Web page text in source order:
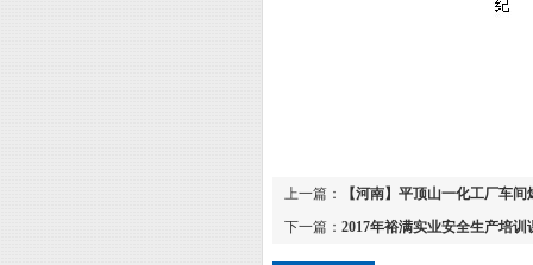
上一篇：
【河南】平顶山一化工厂车
下一篇： 2017年裕满实业安全生产培训